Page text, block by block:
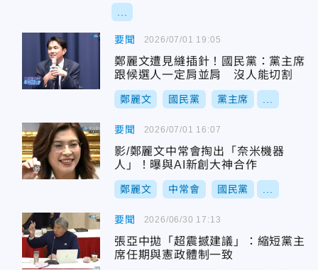
要聞
鄭麗文遭見縫插針！國民黨：黨主席
跟候選人一定肩並肩 沒人能切割
鄭麗文 國民黨 黨主席
2026/07/01 19:05
要聞
影/鄭麗文中常會掏出「奈米機器
人」！曝與AI新創大神合作
鄭麗文 中常會 國民黨
2026/07/01 16:07
要聞
張亞中拋「超震撼建議」：縮短黨主
席任期與憲政體制一致
2026/06/30 17:13